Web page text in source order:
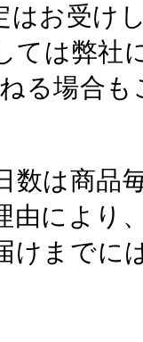
はお受け
ては弊社
る場合
数は商品
由により
けまでに